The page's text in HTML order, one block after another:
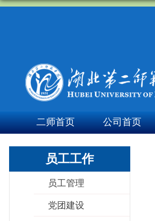
二师首页 公司首页
员工工作
员工管理
党团建设